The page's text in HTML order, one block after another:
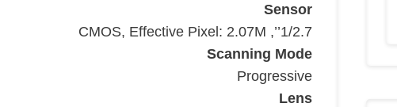
Sensor
1/2.7’’,
CMOS, Effective Pixel: 2.07M
Scanning Mode
Progressive
Lens